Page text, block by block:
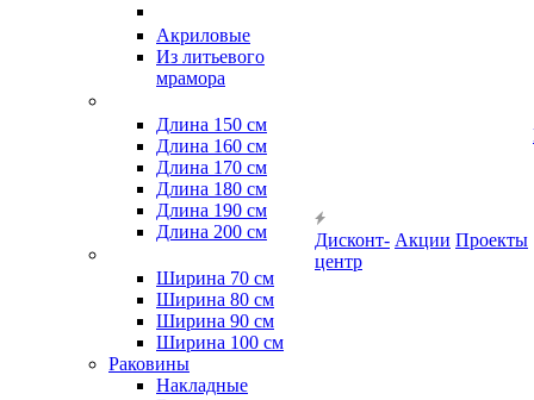
Акриловые
Из литьевого
мрамора
Длина 150 см
Длина 160 см
Длина 170 см
Длина 180 см
Длина 190 см
Длина 200 см
Ширина 70 см
Ширина 80 см
Ширина 90 см
Ширина 100 см
Раковины
Накладные
Дисконт-
центр
Акции Проекты